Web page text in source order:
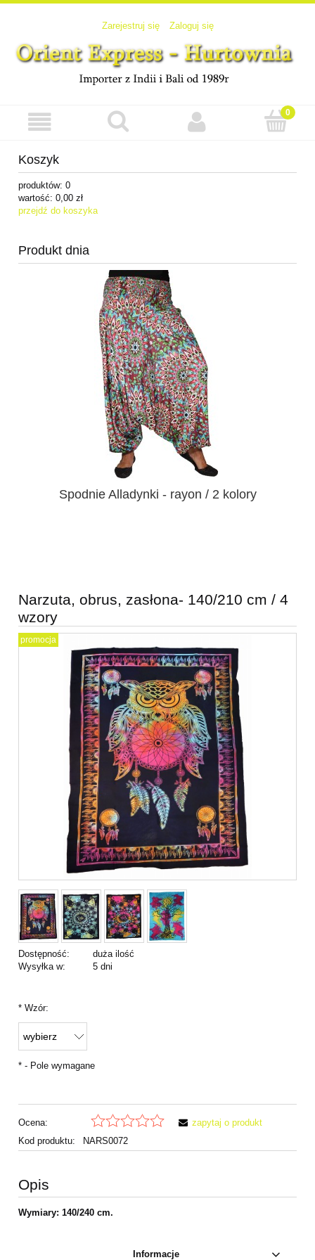
Zarejestruj się Zaloguj się
Koszyk
produktów: 0
wartość: 0,00 zł
przejdź do koszyka
Produkt dnia
Spodnie Alladynki - rayon / 2 kolory
Narzuta, obrus, zasłona- 140/210 cm / 4
wzory
promocja
Dostępność:
duża ilość
Wysyłka w:
5 dni
* Wzór:
* - Pole wymagane
Ocena:
Kod produktu:
NARS0072
zapytaj o produkt
Opis
Wymiary: 140/240 cm.
Informacje